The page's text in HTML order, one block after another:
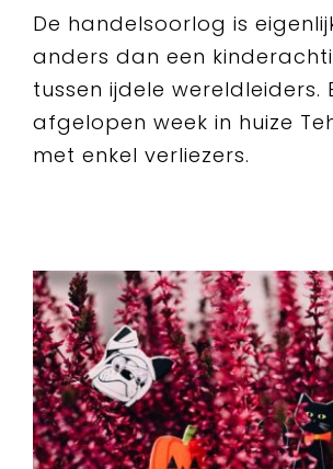
De handelsoorlog is
anders dan een
tussen ijdele wereldleiders.
afgelopen week in huize
met enkel verliezers.